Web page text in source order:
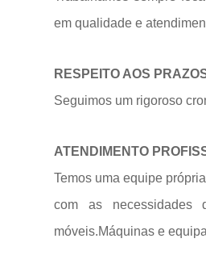
em qualidade e
RESPEITO AOS
Seguimos um rigoroso
ATENDIMENTO
Temos uma equipe
com as necessidades
móveis.Máquinas e